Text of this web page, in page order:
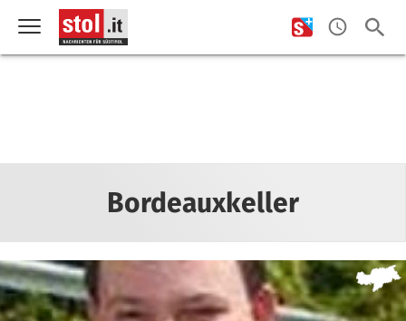
Bordeauxkeller